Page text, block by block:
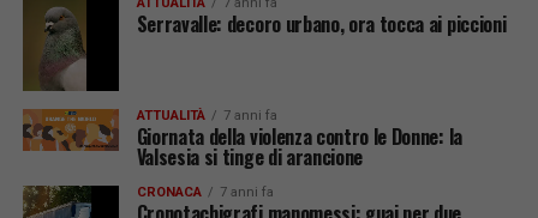
Serravalle: decoro urbano, ora tocca ai piccioni
ATTUALITÀ 7 anni fa
Giornata della violenza contro le Donne: la
Valsesia si tinge di arancione
CRONACA 7 anni fa